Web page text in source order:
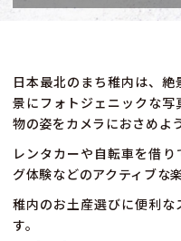
日本最北のまち稚内は、
景にフォトジェニックな
物の姿をカメラにおさめよ
レンタカーや自転車を借
グ体験などのアクティブな
稚内のお土産選びに便利
す。